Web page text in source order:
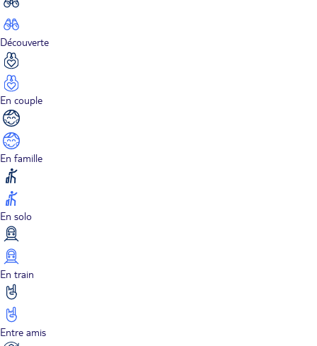
Découverte
En couple
En famille
En solo
En train
Entre amis